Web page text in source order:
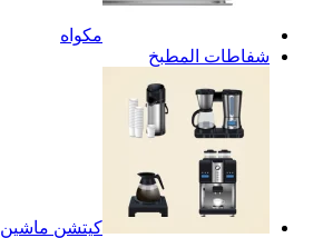
مكواه
شفاطات المطبخ
كيتشن ماشين